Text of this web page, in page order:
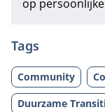
op
Tags
Community
Duurzame